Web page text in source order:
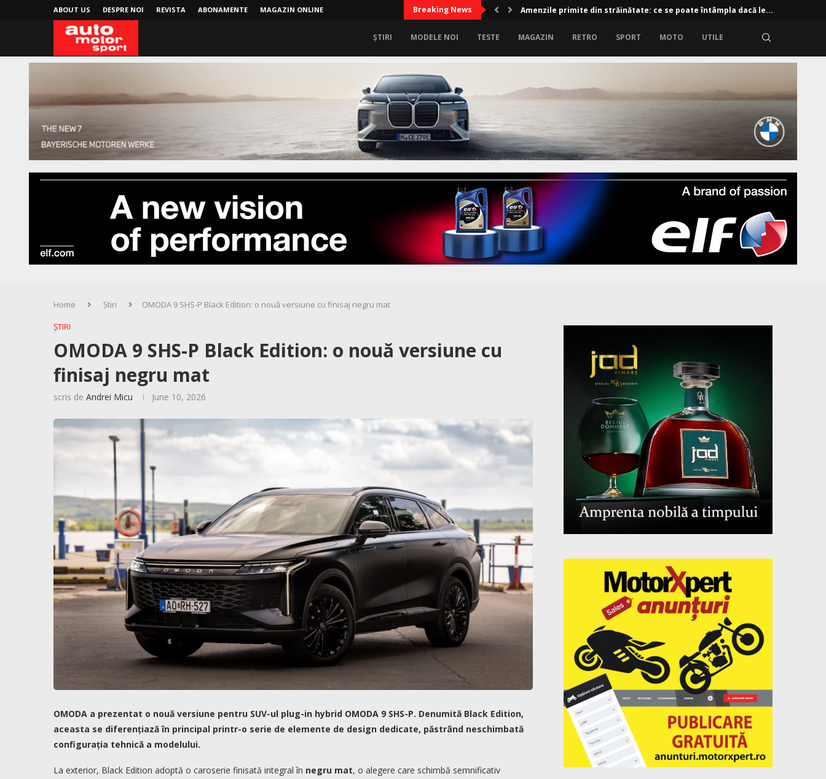
ABOUT US DESPRE NOI REVISTA ABONAMENTE MAGAZIN ONLINE Breaking News Amenzile primite din străinătate: ce se poate întâmpla dacă le...
Audi A2 e-tron: 190 CP și baterie de 61 kWh
ȘTIRI MODELE NOI TESTE MAGAZIN RETRO SPORT MOTO UTILE
Home Știri
OMODA 9 SHS-P Black Edition: o nouă versiune cu finisaj negru mat
ȘTIRI
OMODA 9 SHS-P Black Edition: o nouă versiune cu
finisaj negru mat
scris de Andrei Micu June 10, 2026
OMODA a prezentat o nouă versiune pentru SUV-ul plug-in hybrid OMODA 9 SHS-P. Denumită Black Edition,
aceasta se diferențiază în principal printr-o serie de elemente de design dedicate, păstrând neschimbată
configurația tehnică a modelului.
La exterior, Black Edition adoptă o caroserie finisată integral în negru mat, o alegere care schimbă semnificativ